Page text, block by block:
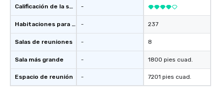
Calificación de la sede
Habitaciones para huéspedes
Salas de reuniones
Sala más grande
Espacio de reunión
-
-
-
-
-
237
8
1800 pies cuad.
7201 pies cuad.